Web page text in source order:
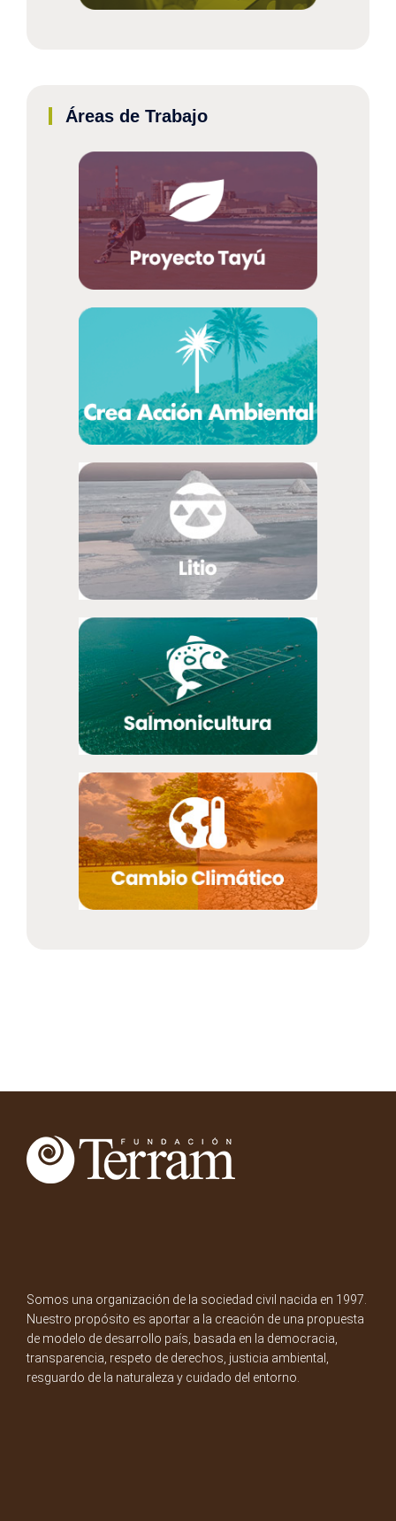
Áreas de Trabajo
Somos una organización de la sociedad civil nacida en 1997.
Nuestro propósito es aportar a la creación de una propuesta
de modelo de desarrollo país, basada en la democracia,
transparencia, respeto de derechos, justicia ambiental,
resguardo de la naturaleza y cuidado del entorno.